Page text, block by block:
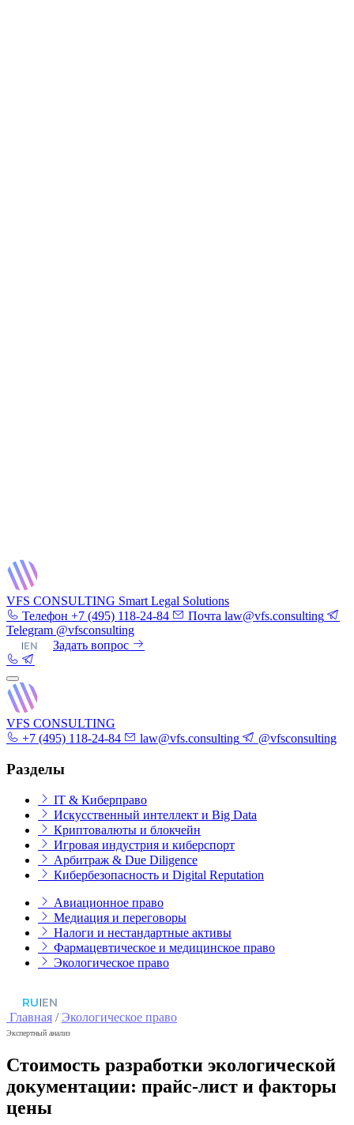
VFS CONSULTING Smart Legal Solutions
Телефон +7 (495) 118-24-84 Почта law@vfs.consulting
Telegram @vfsconsulting
|EN Задать вопрос
VFS CONSULTING
+7 (495) 118-24-84
law@vfs.consulting @vfsconsulting
Разделы
IT & Киберправо
Искусственный интеллект и Big Data
Криптовалюты и блокчейн
Игровая индустрия и киберспорт
Арбитраж & Due Diligence
Кибербезопасность и Digital Reputation
Авиационное право
Медиация и переговоры
Налоги и нестандартные активы
Фармацевтическое и медицинское право
Экологическое право
RU|EN
Главная / Экологическое право
Экспертный анализ
Стоимость разработки экологической
документации: прайс-лист и факторы
цены